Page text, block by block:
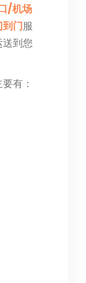
/机场
到门服
到您
有：